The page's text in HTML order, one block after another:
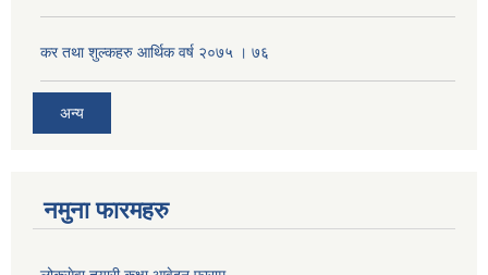
कर तथा शुल्कहरु आर्थिक वर्ष २०७५ । ७६
अन्य
नमुना फारमहरु